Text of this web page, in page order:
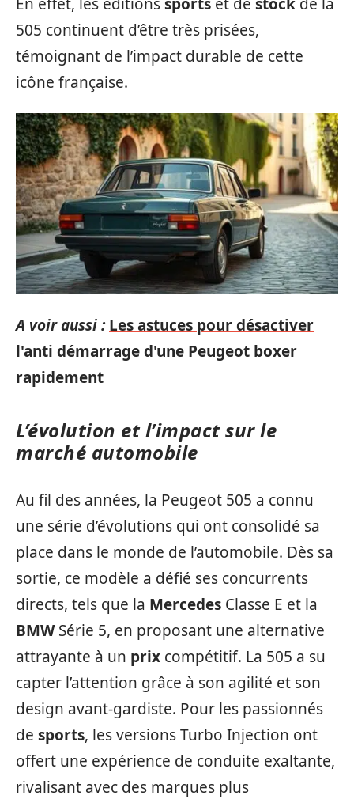
505 continuent d’être très prisées,
témoignant de l’impact durable de cette
icône française.
A voir aussi : Les astuces pour désactiver
l'anti démarrage d'une Peugeot boxer
rapidement
L’évolution et l’impact sur le
marché automobile
Au fil des années, la Peugeot 505 a connu
une série d’évolutions qui ont consolidé sa
place dans le monde de l’automobile. Dès sa
sortie, ce modèle a défié ses concurrents
directs, tels que la Mercedes Classe E et la
BMWSérie 5, en proposant une alternative
attrayante à un prix compétitif. La 505 a su
capter l’attention grâce à son agilité et son
design avant-gardiste. Pour les passionnés
de sports, les versions Turbo Injection ont
offert une expérience de conduite exaltante,
rivalisant avec des marques plus